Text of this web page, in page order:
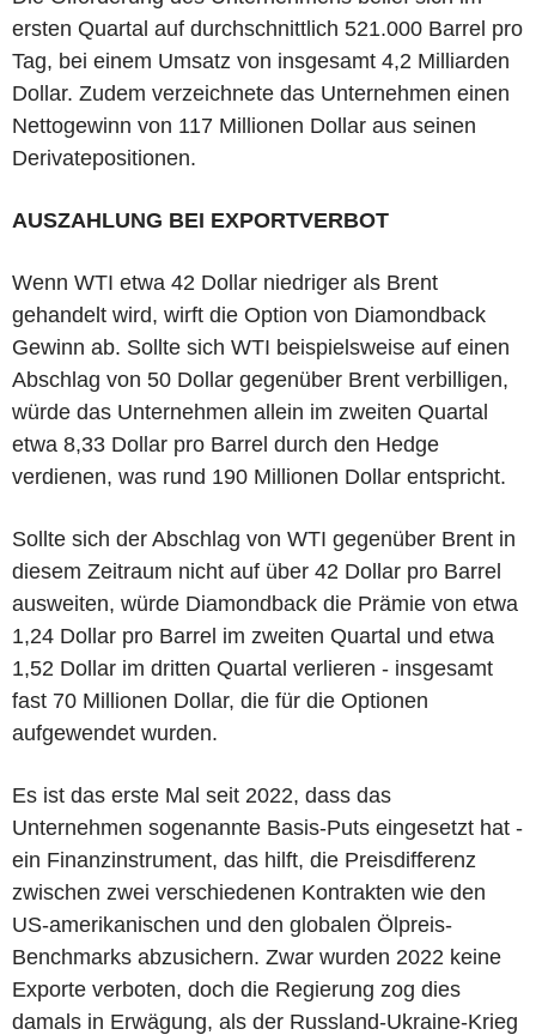
ersten Quartal auf durchschnittlich 521.000 Barrel pro
Tag, bei einem Umsatz von insgesamt 4,2 Milliarden
Dollar. Zudem verzeichnete das Unternehmen einen
Nettogewinn von 117 Millionen Dollar aus seinen
Derivatepositionen.
AUSZAHLUNG BEI EXPORTVERBOT
Wenn WTI etwa 42 Dollar niedriger als Brent
gehandelt wird, wirft die Option von Diamondback
Gewinn ab. Sollte sich WTI beispielsweise auf einen
Abschlag von 50 Dollar gegenüber Brent verbilligen,
würde das Unternehmen allein im zweiten Quartal
etwa 8,33 Dollar pro Barrel durch den Hedge
verdienen, was rund 190 Millionen Dollar entspricht.
Sollte sich der Abschlag von WTI gegenüber Brent in
diesem Zeitraum nicht auf über 42 Dollar pro Barrel
ausweiten, würde Diamondback die Prämie von etwa
1,24 Dollar pro Barrel im zweiten Quartal und etwa
1,52 Dollar im dritten Quartal verlieren - insgesamt
fast 70 Millionen Dollar, die für die Optionen
aufgewendet wurden.
Es ist das erste Mal seit 2022, dass das
Unternehmen sogenannte Basis-Puts eingesetzt hat -
ein Finanzinstrument, das hilft, die Preisdifferenz
zwischen zwei verschiedenen Kontrakten wie den
US-amerikanischen und den globalen Ölpreis-
Benchmarks abzusichern. Zwar wurden 2022 keine
Exporte verboten, doch die Regierung zog dies
damals in Erwägung, als der Russland-Ukraine-Krieg